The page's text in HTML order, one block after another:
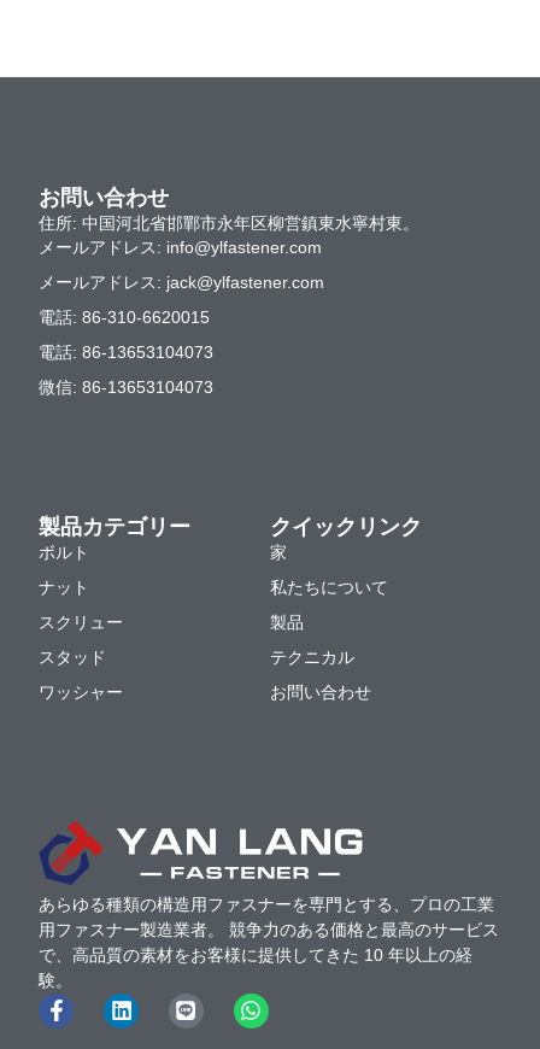
あらゆる種類の構造用ファスナーを専門とする、プロの工業
用ファスナー製造業者。 競争力のある価格と最高のサービス
で、高品質の素材をお客様に提供してきた 10 年以上の経
験。
製品カテゴリー
ボルト
ナット
スクリュー
スタッド
ワッシャー
クイックリンク
家
私たちについて
製品
テクニカル
お問い合わせ
お問い合わせ
住所: 中国河北省邯鄲市永年区柳営鎮東水寧村東。
メールアドレス: info@ylfastener.com
メールアドレス: jack@ylfastener.com
電話: 86-310-6620015
電話: 86-13653104073
微信: 86-13653104073